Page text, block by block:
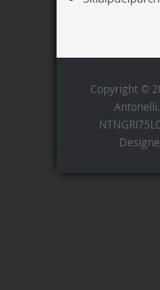
Copyright ©
Antonelli.